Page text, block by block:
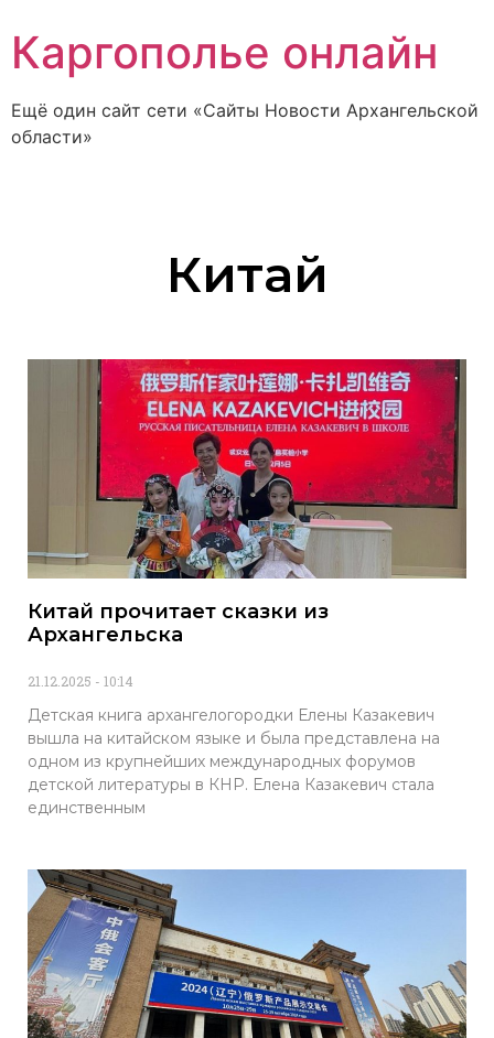
Каргополье онлайн
Ещё один сайт сети «Сайты Новости Архангельской
области»
Китай
Китай прочитает сказки из
Архангельска
21.12.2025 10:14
Детская книга архангелогородки Елены Казакевич
вышла на китайском языке и была представлена на
одном из крупнейших международных форумов
детской литературы в КНР. Елена Казакевич стала
единственным